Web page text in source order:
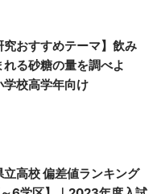
究おすすめテーマ】飲み
れる砂糖の量を調べよ
学校高学年向け
立高校 偏差値ランキング